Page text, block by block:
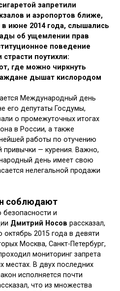
запретили
и аэропортов ближе,
июне 2014 года, слышались
об ущемлении прав
поведение
поутихли:
где можно чиркнуть
дышат кислородом
Международный день
его депутаты Госдумы,
о промежуточных итогах
в России, а также
работы по отучению
— курения. Важно,
день имеет свою
нелегальной продажи
соблюдают
и
Дмитрий Носов рассказал,
октябрь 2015 года в девяти
Москва, Санкт-Петербург,
мониторинг запрета
местах. В двух последних
исполняется почти
что из множества